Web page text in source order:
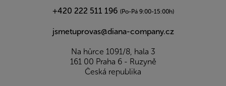
+420 222 511 196 (Po-Pá 9:00-15:00h)
jsmetuprovas@diana-company.cz
Na hůrce 1091/8, hala 3
161 00 Praha 6 - Ruzyně
Česká republika